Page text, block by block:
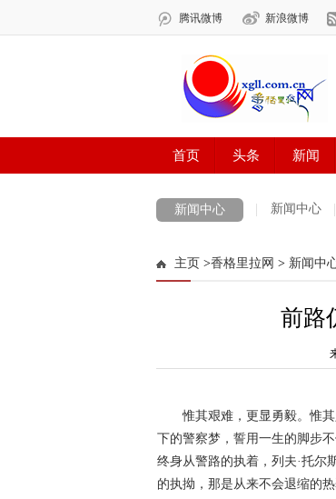
新闻中心 新闻中心
法治迪庆
主页 >香格里拉网 > 新闻中
前路
惟其艰难，更显勇毅。惟
下的警察梦，誓用一生的脚步
终身从警路的执着，列夫·托尔
的执拗，那是从来不会退缩的